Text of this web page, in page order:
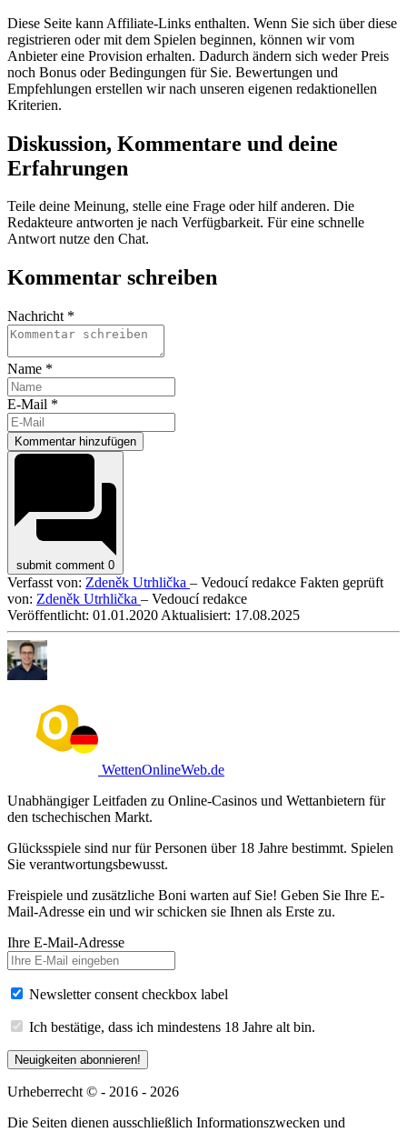
Diese Seite kann Affiliate-Links enthalten. Wenn Sie sich über diese
registrieren oder mit dem Spielen beginnen, können wir vom
Anbieter eine Provision erhalten. Dadurch ändern sich weder Preis
noch Bonus oder Bedingungen für Sie. Bewertungen und
Empfehlungen erstellen wir nach unseren eigenen redaktionellen
Kriterien.
Diskussion, Kommentare und deine
Erfahrungen
Teile deine Meinung, stelle eine Frage oder hilf anderen. Die
Redakteure antworten je nach Verfügbarkeit. Für eine schnelle
Antwort nutze den Chat.
Kommentar schreiben
Nachricht *
Name *
E-Mail *
Kommentar hinzufügen
submit comment 0
Verfasst von: Zdeněk Utrhlička – Vedoucí redakce Fakten geprüft
von: Zdeněk Utrhlička – Vedoucí redakce
Veröffentlicht: 01.01.2020 Aktualisiert: 17.08.2025
WettenOnlineWeb.de
Unabhängiger Leitfaden zu Online-Casinos und Wettanbietern für
den tschechischen Markt.
Glücksspiele sind nur für Personen über 18 Jahre bestimmt. Spielen
Sie verantwortungsbewusst.
Freispiele und zusätzliche Boni warten auf Sie! Geben Sie Ihre E-
Mail-Adresse ein und wir schicken sie Ihnen als Erste zu.
Ihre E-Mail-Adresse
Newsletter consent checkbox label
Ich bestätige, dass ich mindestens 18 Jahre alt bin.
Neuigkeiten abonnieren!
Urheberrecht © - 2016 - 2026
Die Seiten dienen ausschließlich Informationszwecken und